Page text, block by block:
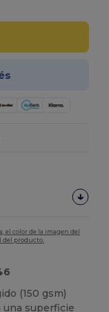
el color de la imagen del
del producto.
(150 gsm)
una superficie